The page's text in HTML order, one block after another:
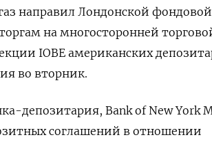
направил Лондонской
на многосторонней
IOBE американских
во вторник.
депозитария, Bank of New York
соглашений в отношении